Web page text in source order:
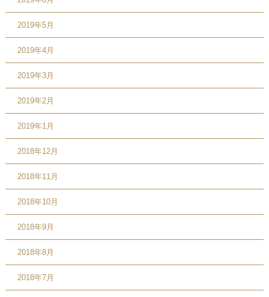
2019年5月
2019年4月
2019年3月
2019年2月
2019年1月
2018年12月
2018年11月
2018年10月
2018年9月
2018年8月
2018年7月